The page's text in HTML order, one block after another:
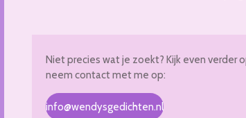
Niet precies wat je zoekt? Kijk even verder
neem contact met me op:
info@wendysgedichten.nl